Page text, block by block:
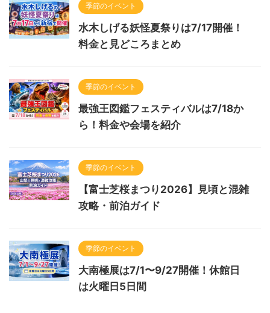
季節のイベント
水木しげる妖怪夏祭りは7/17開催！
料金と見どころまとめ
季節のイベント
最強王図鑑フェスティバルは7/18か
ら！料金や会場を紹介
季節のイベント
【富士芝桜まつり2026】見頃と混雑
攻略・前泊ガイド
季節のイベント
大南極展は7/1〜9/27開催！休館日
は火曜日5日間